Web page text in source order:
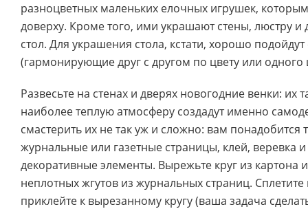
разноцветных маленьких елочных игрушек,
доверху. Кроме того, ими украшают стены, люстру
стол. Для украшения стола, кстати, хорошо подойдут
(гармонирующие друг с другом по цвету или одного
Развесьте на стенах и дверях новогодние венки: их
наиболее теплую атмосферу создадут именно
смастерить их не так уж и сложно: вам понадобится
журнальные или газетные страницы, клей, веревка
декоративные элементы. Вырежьте круг из картона
неплотных жгутов из журнальных страниц. Сплетите
приклейте к вырезанному кругу (ваша задача